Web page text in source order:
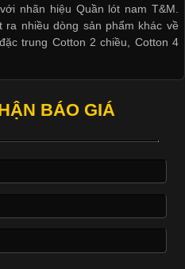
Ngành Thời Trang Hiện
04-21 15:41:03
In Hiện Đại Trong Ngành
biến nhờ khả năng tạo ra
đồ thể thao
nhãn hiệu Quần lót nam T&M.
ra nhiều dòng sản phẩm khác về
trung Cotton 2 chiều, Cotton 4
BÁO GIÁ